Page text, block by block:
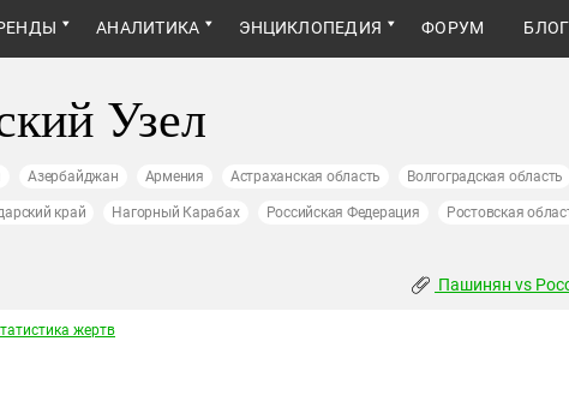
АНАЛИТИКА ЭНЦИКЛОПЕДИЯ ФОРУМ
Узел
Азербайджан Армения Астраханская область Волгоградская область
край Нагорный Карабах Российская Федерация Ростовская
Пашинян vs
жертв